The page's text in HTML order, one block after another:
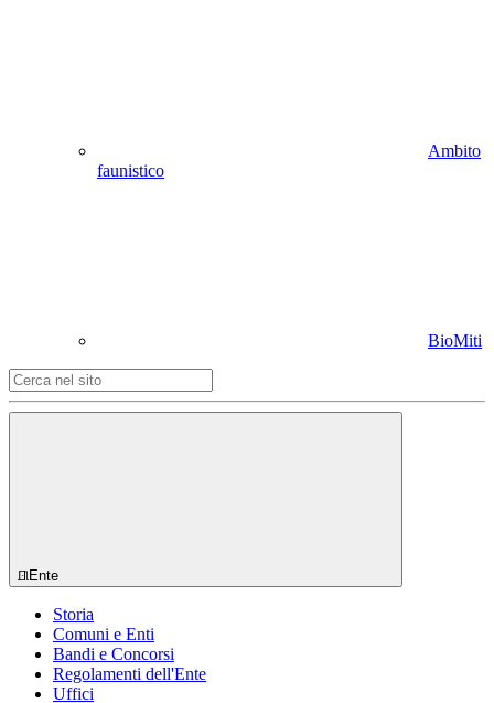
Ambito
faunistico
BioMiti
Ente
Storia
Comuni e Enti
Bandi e Concorsi
Regolamenti dell'Ente
Uffici